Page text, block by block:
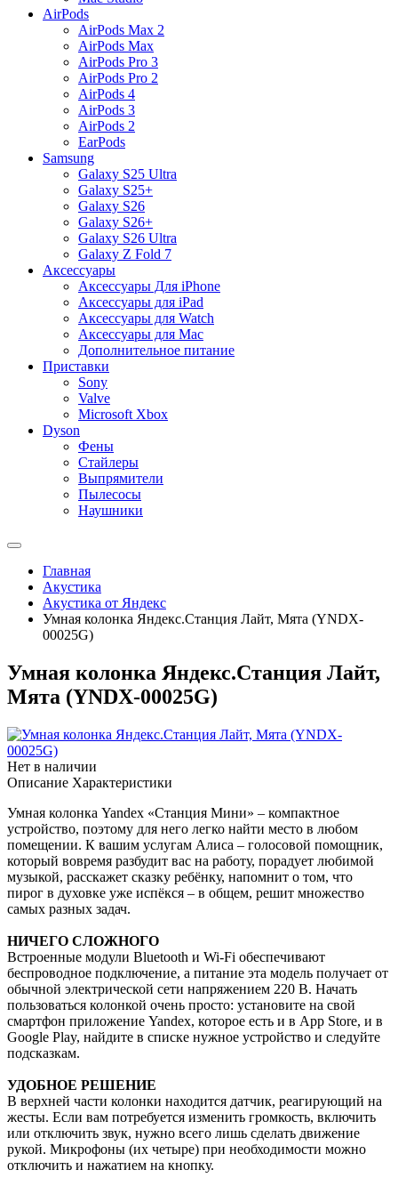
AirPods
AirPods Max 2
AirPods Max
AirPods Pro 3
AirPods Pro 2
AirPods 4
AirPods 3
AirPods 2
EarPods
Samsung
Galaxy S25 Ultra
Galaxy S25+
Galaxy S26
Galaxy S26+
Galaxy S26 Ultra
Galaxy Z Fold 7
Аксессуары
Аксессуары Для iPhone
Аксессуары для iPad
Аксессуары для Watch
Аксессуары для Mac
Дополнительное питание
Приставки
Sony
Valve
Microsoft Xbox
Dyson
Фены
Стайлеры
Выпрямители
Пылесосы
Наушники
Главная
Акустика
Акустика от Яндекс
Умная колонка Яндекс.Станция Лайт, Мята (YNDX-
00025G)
Умная колонка Яндекс.Станция Лайт,
Мята (YNDX-00025G)
Нет в наличии
Описание Характеристики
Умная колонка Yandex «Станция Мини» – компактное
устройство, поэтому для него легко найти место в любом
помещении. К вашим услугам Алиса – голосовой помощник,
который вовремя разбудит вас на работу, порадует любимой
музыкой, расскажет сказку ребёнку, напомнит о том, что
пирог в духовке уже испёкся – в общем, решит множество
самых разных задач.
НИЧЕГО СЛОЖНОГО
Встроенные модули Bluetooth и Wi-Fi обеспечивают
беспроводное подключение, а питание эта модель получает от
обычной электрической сети напряжением 220 В. Начать
пользоваться колонкой очень просто: установите на свой
смартфон приложение Yandex, которое есть и в App Store, и в
Google Play, найдите в списке нужное устройство и следуйте
подсказкам.
УДОБНОЕ РЕШЕНИЕ
В верхней части колонки находится датчик, реагирующий на
жесты. Если вам потребуется изменить громкость, включить
или отключить звук, нужно всего лишь сделать движение
рукой. Микрофоны (их четыре) при необходимости можно
отключить и нажатием на кнопку.